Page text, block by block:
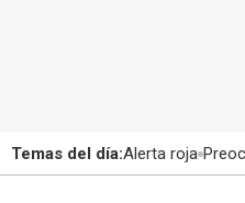
Temas del día:Alerta roja